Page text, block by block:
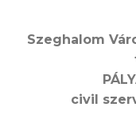
Szeghalom
civil